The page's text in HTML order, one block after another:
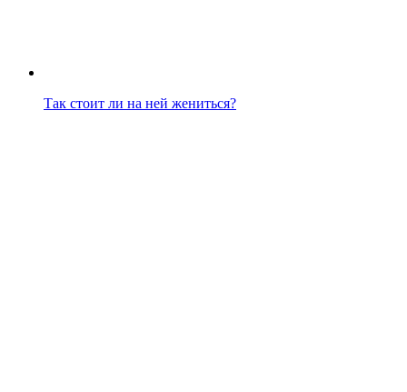
Так стоит ли на ней жениться?